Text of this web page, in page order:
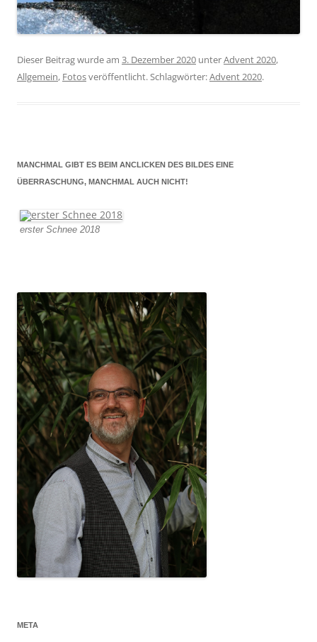
Dieser Beitrag wurde am 3. Dezember 2020 unterAdvent 2020,
Allgemein, Fotosveröffentlicht. Schlagwörter:Advent 2020.
MANCHMAL GIBT ES BEIM ANCLICKEN DES BILDES EINE
ÜBERRASCHUNG, MANCHMAL AUCH NICHT!
erster Schnee 2018
META